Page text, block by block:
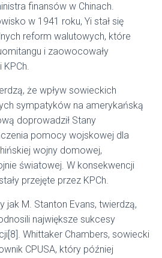
finansów w Chinach.
w 1941 roku, Yi stał się
reform walutowych, które
i zaowocowały
że wpływ sowieckich
sympatyków na amerykańską
doprowadził Stany
pomocy wojskowej dla
wojny domowej,
światowej. W konsekwencji
przejęte przez KPCh.
jak M. Stanton Evans, twierdzą,
największe sukcesy
Whittaker Chambers, sowiecki
CPUSA, który później